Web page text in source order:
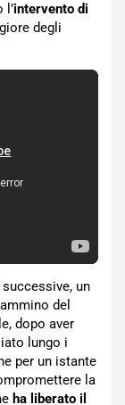
l’intervento di
degli
un
del
dopo aver
lungo i
per un istante
la
ha liberato il